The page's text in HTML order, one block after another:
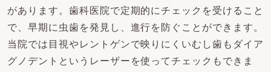
があります。歯科医院で定期的にチェックを受けること
で、早期に虫歯を発見し、進行を防ぐことができます。
当院では目視やレントゲンで映りにくいむし歯もダイア
グノデントというレーザーを使ってチェックもできま